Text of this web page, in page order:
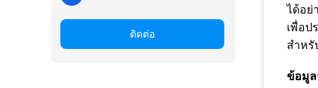
ติดต่อ
ได้อย่
เพื่อป
สำห
ข้อมูล